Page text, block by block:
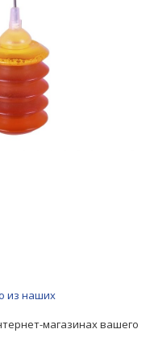
из наших
магазинах вашего